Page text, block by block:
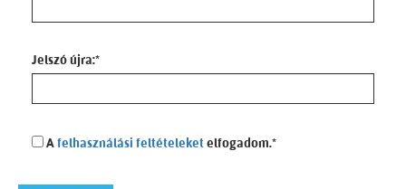
Jelszó újra:*
Afelhasználási feltételeketelfogadom.*